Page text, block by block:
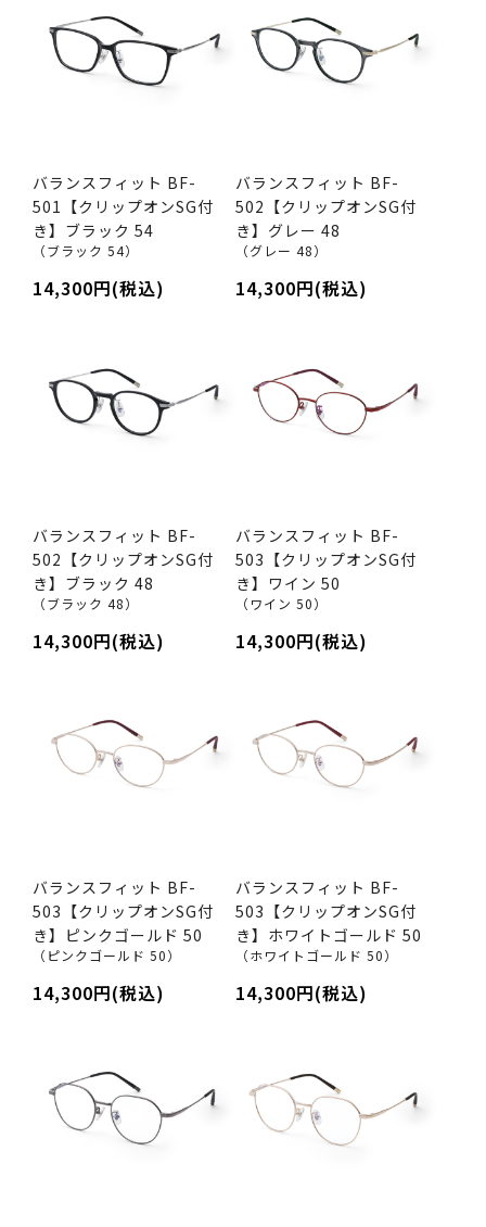
バランスフィット BF-
501【クリップオンSG付
き】ブラック 54
（ブラック 54）
14,300円(税込)
バランスフィット BF-
502【クリップオンSG付
き】グレー 48
（グレー 48）
14,300円(税込)
バランスフィット BF-
502【クリップオンSG付
き】ブラック 48
（ブラック 48）
14,300円(税込)
バランスフィット BF-
503【クリップオンSG付
き】ワイン 50
（ワイン 50）
14,300円(税込)
バランスフィット BF-
503【クリップオンSG付
き】ピンクゴールド 50
（ピンクゴールド 50）
14,300円(税込)
バランスフィット BF-
503【クリップオンSG付
き】ホワイトゴールド 50
（ホワイトゴールド 50）
14,300円(税込)